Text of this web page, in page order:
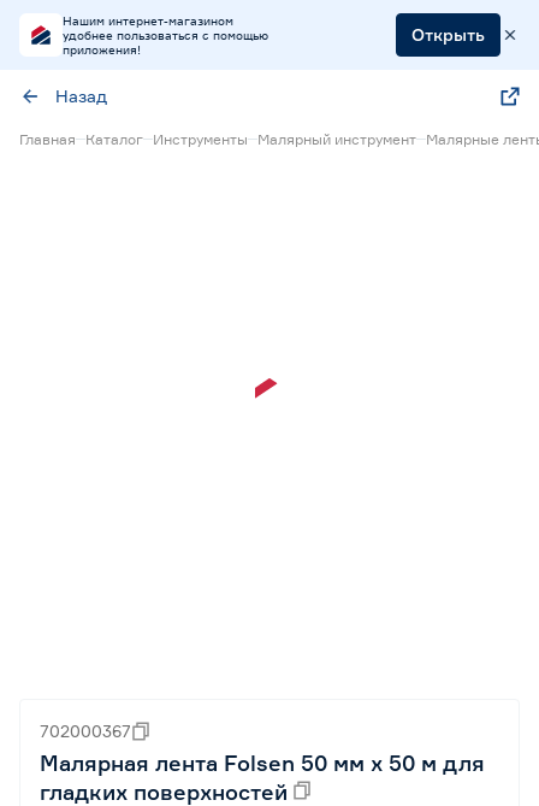
Нашим интернет-магазином
удобнее пользоваться с помощью
приложения!
Открыть
Назад
Главная Каталог Инструменты Малярный инструмент Малярные
702000367
Малярная лента Folsen 50 мм x 50 м для
гладких поверхностей